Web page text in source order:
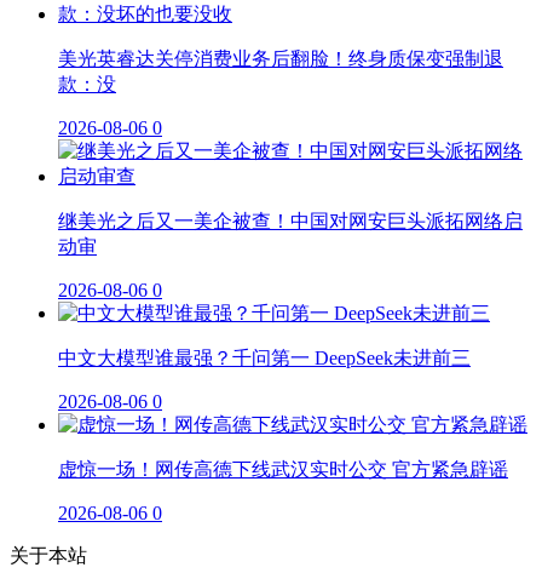
美光英睿达关停消费业务后翻脸！终身质保变强制退
款：没
2026-08-06 0
继美光之后又一美企被查！中国对网安巨头派拓网络启
动审
2026-08-06 0
中文大模型谁最强？千问第一 DeepSeek未进前三
2026-08-06 0
虚惊一场！网传高德下线武汉实时公交 官方紧急辟谣
2026-08-06 0
关于本站